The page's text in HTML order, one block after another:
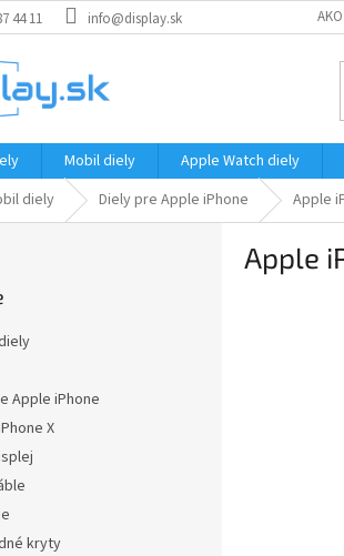
44 11 info@display.sk
Mobil diely Apple Watch diely
diely Diely pre Apple iPhone Apple
Apple iPhone
X
kryty
Apple